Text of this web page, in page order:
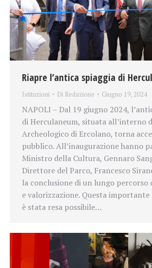
Riapre l’antica spiaggia di
Istituzioni Di Redazione Giugno 19, 2024
NAPOLI – Dal 19 giugno 2024,
di Herculaneum, situata all’interno
Archeologico di Ercolano, torna
pubblico. All’inaugurazione hanno
Ministro della Cultura, Gennaro
Direttore del Parco, Francesco
la conclusione di un lungo percorso
e valorizzazione. Questa
è stata resa possibile…